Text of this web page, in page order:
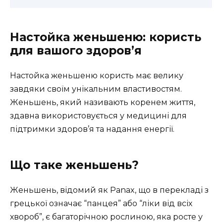
Настойка женьшеню: користь
для вашого здоров’я
Настойка женьшеню користь має велику
завдяки своїм унікальним властивостям.
Женьшень, який називають коренем життя,
здавна використовується у медицині для
підтримки здоров’я та надання енергії.
Що таке женьшень?
Женьшень, відомий як Panax, що в перекладі з
грецької означає “панцея” або “ліки від всіх
хвороб”, є багаторічною рослиною, яка росте у